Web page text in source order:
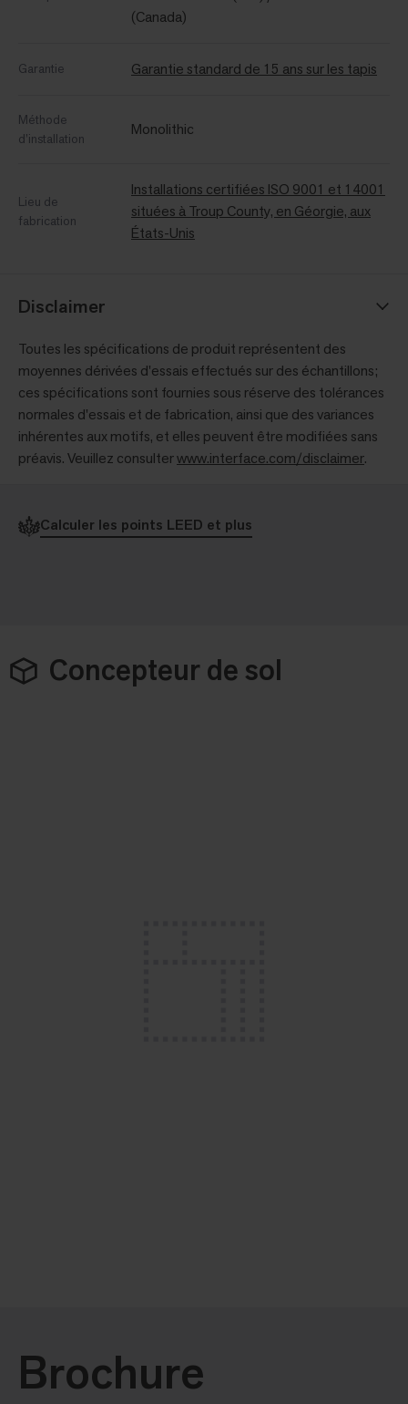
(Canada)
Garantie Garantie standard de 15 ans sur les tapis
Méthode
d’installation
Monolithic
Lieu de
fabrication
Installations certifiées ISO 9001 et 14001
situées à Troup County, en Géorgie, aux
États-Unis
Disclaimer
Toutes les spécifications de produit représentent des
moyennes dérivées d'essais effectués sur des échantillons;
ces spécifications sont fournies sous réserve des tolérances
normales d'essais et de fabrication, ainsi que des variances
inhérentes aux motifs, et elles peuvent être modifiées sans
préavis. Veuillez consulterwww.interface.com/disclaimer.
Calculer les points LEED et plus
Concepteur de sol
Brochure